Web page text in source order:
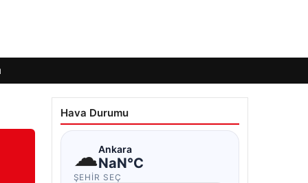
Hava Durumu
☁Ankara
NaN°C
ŞEHIR SEÇ